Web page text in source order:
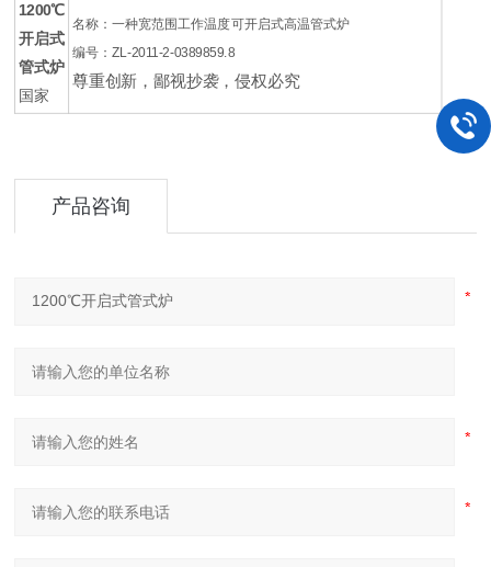
1200℃
开启式
管式炉
国家
名称：一种宽范围工作温度可开启式高温管式炉
编号：ZL-2011-2-0389859.8
尊重创新，鄙视抄袭，侵权必究
产品咨询